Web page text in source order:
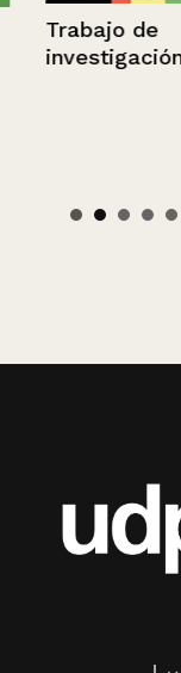
Trabajo de
investigación